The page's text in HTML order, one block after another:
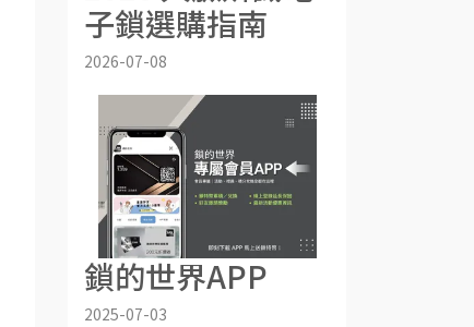
子鎖選購指南
2026-07-08
鎖的世界APP
2025-07-03